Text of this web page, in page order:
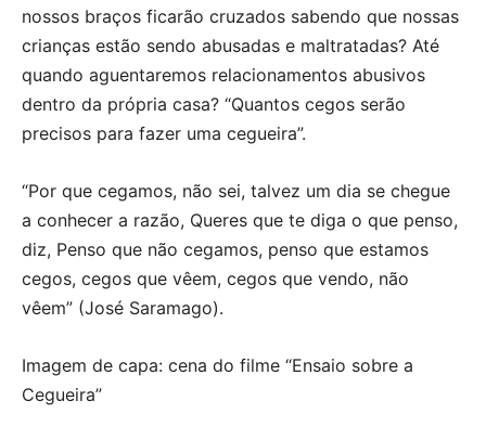
nossos braços ficarão cruzados sabendo que nossas
crianças estão sendo abusadas e maltratadas? Até
quando aguentaremos relacionamentos abusivos
dentro da própria casa? “Quantos cegos serão
precisos para fazer uma cegueira”.
“Por que cegamos, não sei, talvez um dia se chegue
a conhecer a razão, Queres que te diga o que penso,
diz, Penso que não cegamos, penso que estamos
cegos, cegos que vêem, cegos que vendo, não
vêem” (José Saramago).
Imagem de capa: cena do filme “Ensaio sobre a
Cegueira”